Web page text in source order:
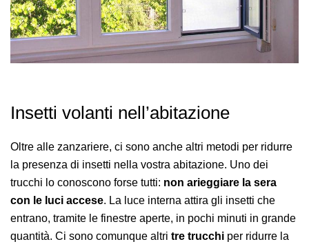
Insetti volanti nell’abitazione
Oltre alle zanzariere, ci sono anche altri metodi per ridurre
la presenza di insetti nella vostra abitazione. Uno dei
trucchi lo conoscono forse tutti: non arieggiare la sera
con le luci accese. La luce interna attira gli insetti che
entrano, tramite le finestre aperte, in pochi minuti in grande
quantità. Ci sono comunque altri tre trucchi per ridurre la